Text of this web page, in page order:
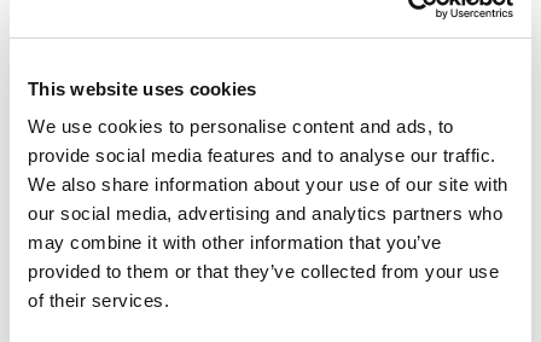
This website uses cookies
We use cookies to personalise content and ads, to
provide social media features and to analyse our traffic.
We also share information about your use of our site with
our social media, advertising and analytics partners who
may combine it with other information that you’ve
provided to them or that they’ve collected from your use
of their services.
attraverso le proprie pagine social esclusivamente
per gestire le interazioni con l’utenza (commenti,
post etc…) e nel rispetto della normativa in materia
di trattamento dei dati personali.
FINALITÁ, BASE GIURIDICA DEL
TRATTAMENTO
I dati personali degli utenti del sito web possono